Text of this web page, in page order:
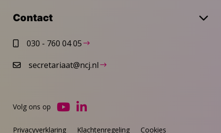
Contact
030 - 760 04 05
secretariaat@ncj.nl
Privacyverklaring Klachtenregeling Cookies
Volg ons op
Ga
Ga